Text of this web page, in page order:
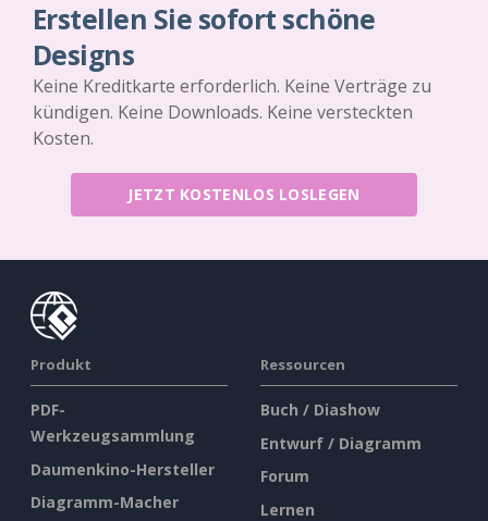
Erstellen Sie sofort schöne
Designs
Keine Kreditkarte erforderlich. Keine Verträge zu
kündigen. Keine Downloads. Keine versteckten
Kosten.
JETZT KOSTENLOS LOSLEGEN
Produkt
PDF-
Werkzeugsammlung
Daumenkino-Hersteller
Diagramm-Macher
Ressourcen
Buch / Diashow
Entwurf / Diagramm
Forum
Lernen